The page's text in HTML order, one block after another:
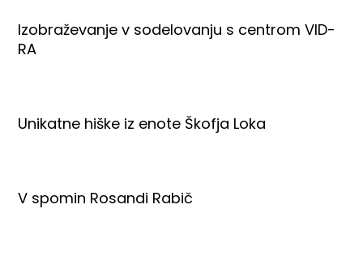
Izobraževanje v sodelovanju s centrom VID-
RA
Unikatne hiške iz enote Škofja Loka
V spomin Rosandi Rabič